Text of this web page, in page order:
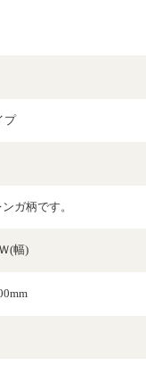
プ
ガ柄です。
(幅)